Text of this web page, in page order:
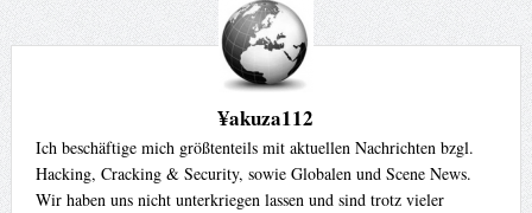
¥akuza112
Ich beschäftige mich größtenteils mit aktuellen Nachrichten bzgl.
Hacking, Cracking & Security, sowie Globalen und Scene News.
Wir haben uns nicht unterkriegen lassen und sind trotz vieler